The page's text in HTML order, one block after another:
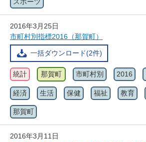
2016年3月25日
市町村別指標2016（那賀町）
一括ダウンロード(2件)
統計 那賀町 市町村別 2016
経済 生活 保健 福祉 教育
那賀町
2016年3月11日